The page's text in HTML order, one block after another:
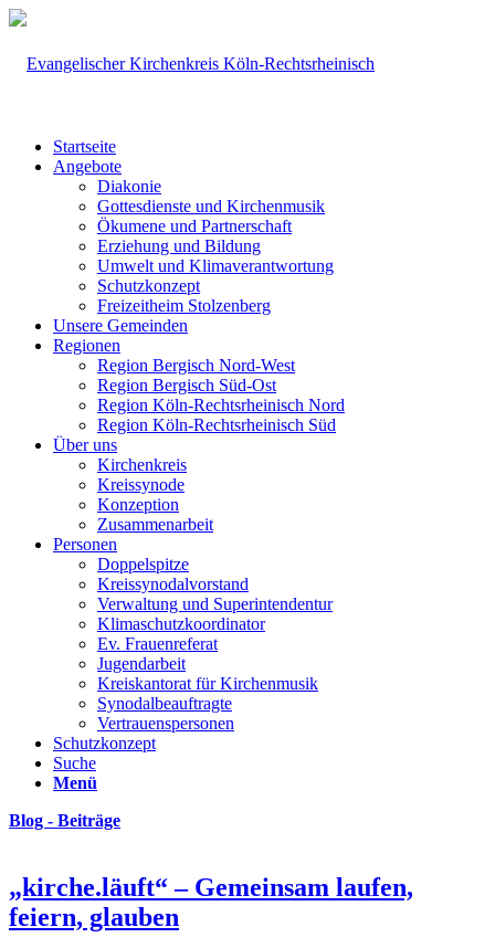
Startseite
Angebote
Diakonie
Gottesdienste und Kirchenmusik
Ökumene und Partnerschaft
Erziehung und Bildung
Umwelt und Klimaverantwortung
Schutzkonzept
Freizeitheim Stolzenberg
Unsere Gemeinden
Regionen
Region Bergisch Nord-West
Region Bergisch Süd-Ost
Region Köln-Rechtsrheinisch Nord
Region Köln-Rechtsrheinisch Süd
Über uns
Kirchenkreis
Kreissynode
Konzeption
Zusammenarbeit
Personen
Doppelspitze
Kreissynodalvorstand
Verwaltung und Superintendentur
Klimaschutzkoordinator
Ev. Frauenreferat
Jugendarbeit
Kreiskantorat für Kirchenmusik
Synodalbeauftragte
Vertrauenspersonen
Schutzkonzept
Suche
Menü
Blog - Beiträge
„kirche.läuft“ – Gemeinsam laufen,
feiern, glauben